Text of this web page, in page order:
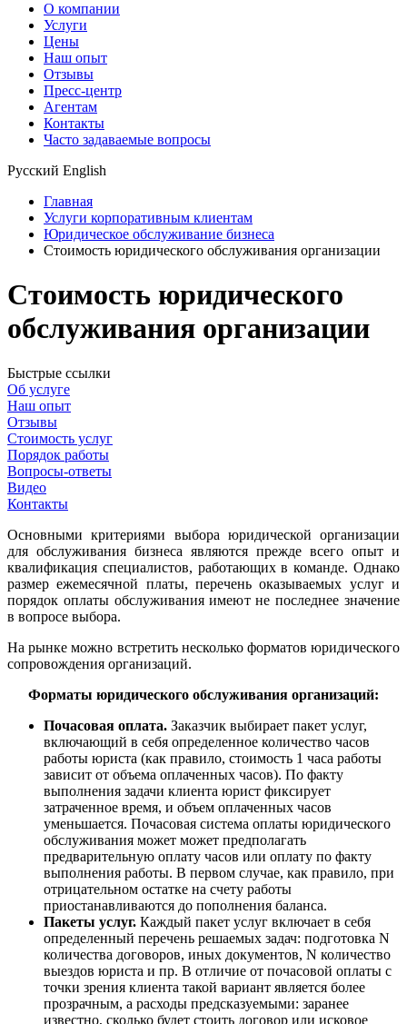
О компании
Услуги
Цены
Наш опыт
Отзывы
Пресс-центр
Агентам
Контакты
Часто задаваемые вопросы
Русский English
Главная
Услуги корпоративным клиентам
Юридическое обслуживание бизнеса
Стоимость юридического обслуживания организации
Стоимость юридического
обслуживания организации
Быстрые ссылки
Об услуге
Наш опыт
Отзывы
Стоимость услуг
Порядок работы
Вопросы-ответы
Видео
Контакты
Основными критериями выбора юридической организации
для обслуживания бизнеса являются прежде всего опыт и
квалификация специалистов, работающих в команде. Однако
размер ежемесячной платы, перечень оказываемых услуг и
порядок оплаты обслуживания имеют не последнее значение
в вопросе выбора.
На рынке можно встретить несколько форматов юридического
сопровождения организаций.
Форматы юридического обслуживания организаций:
Почасовая оплата. Заказчик выбирает пакет услуг,
включающий в себя определенное количество часов
работы юриста (как правило, стоимость 1 часа работы
зависит от объема оплаченных часов). По факту
выполнения задачи клиента юрист фиксирует
затраченное время, и объем оплаченных часов
уменьшается. Почасовая система оплаты юридического
обслуживания может может предполагать
предварительную оплату часов или оплату по факту
выполнения работы. В первом случае, как правило, при
отрицательном остатке на счету работы
приостанавливаются до пополнения баланса.
Пакеты услуг. Каждый пакет услуг включает в себя
определенный перечень решаемых задач: подготовка N
количества договоров, иных документов, N количество
выездов юриста и пр. В отличие от почасовой оплаты с
точки зрения клиента такой вариант является более
прозрачным, а расходы предсказуемыми: заранее
известно, сколько будет стоить договор или исковое